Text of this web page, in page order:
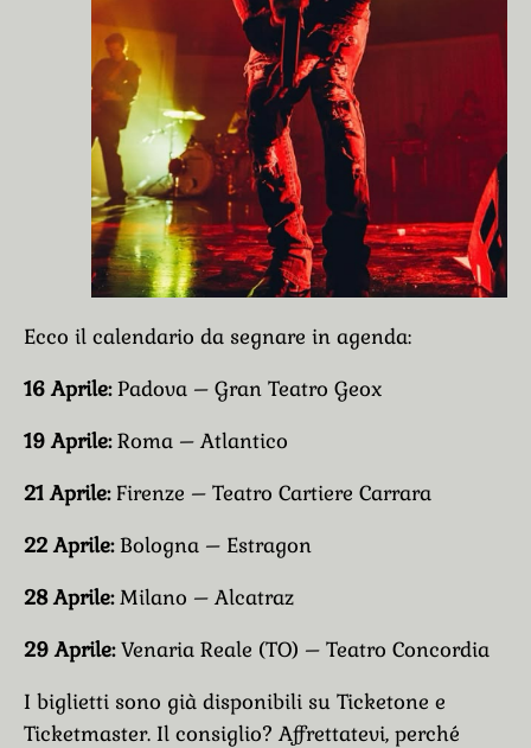
Ecco il calendario da segnare in agenda:
16 Aprile:Padova – Gran Teatro Geox
19 Aprile:Roma – Atlantico
21 Aprile:Firenze – Teatro Cartiere Carrara
22 Aprile:Bologna – Estragon
28 Aprile:Milano – Alcatraz
29 Aprile:Venaria Reale (TO) – Teatro Concordia
I biglietti sono già disponibili su Ticketone e
Ticketmaster. Il consiglio? Affrettatevi, perché